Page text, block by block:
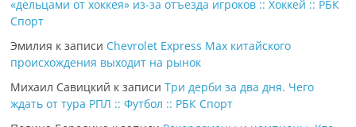
«дельцами от хоккея» из-за отъезда игроков :: Хоккей :: РБК
Спорт
Эмилия к записи Chevrolet Express Max китайского
происхождения выходит на рынок
Михаил Савицкий к записиТри дерби за два дня. Чего
ждать от тура РПЛ :: Футбол :: РБК Спорт